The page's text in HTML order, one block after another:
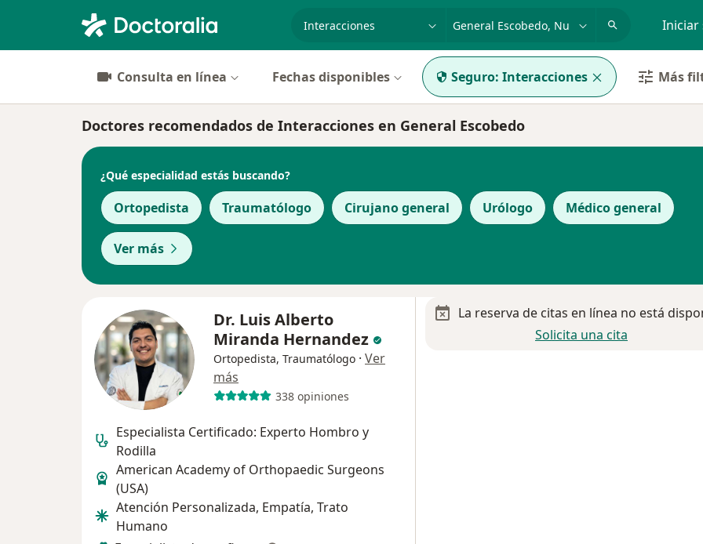
Iniciar
Consulta en línea Fechas disponibles Seguro: Interacciones Más
Doctores recomendados de Interacciones en General Escobedo
¿Qué especialidad estás buscando?
Ortopedista Traumatólogo Cirujano general Urólogo Médico general
Ver más
Dr. Luis Alberto
Miranda Hernandez
Ortopedista, Traumatólogo · Ver
más
338 opiniones
Especialista Certificado: Experto Hombro y
Rodilla
American Academy of Orthopaedic Surgeons
(USA)
Atención Personalizada, Empatía, Trato
Humano
La reserva de citas en línea no está
Solicita una cita